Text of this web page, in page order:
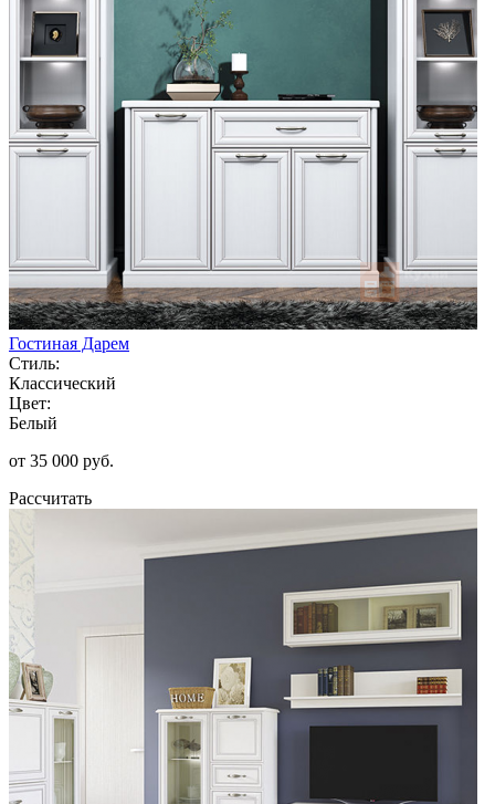
Гостиная Дарем
Стиль:
Классический
Цвет:
Белый
от 35 000 руб.
Рассчитать